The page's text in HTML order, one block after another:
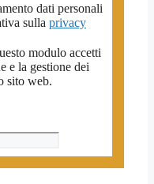
dati personali
sulla privacy
modulo accetti
e la gestione dei
sito web.